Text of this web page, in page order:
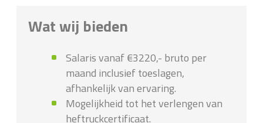
Wat wij bieden
Salaris vanaf €3220,- bruto per
maand inclusief toeslagen,
afhankelijk van ervaring.
Mogelijkheid tot het verlengen van
heftruckcertificaat.